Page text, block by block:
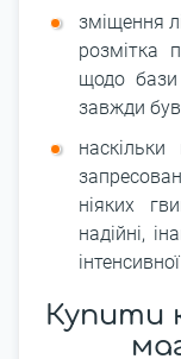
зміщення
розмітка
щодо
завжди
ніяких
надійні,
Купити